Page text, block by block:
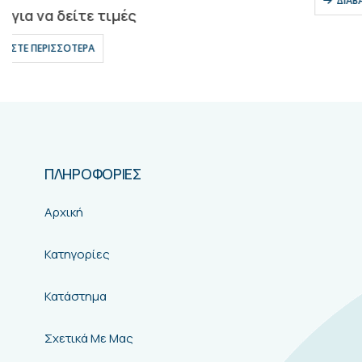
ΠΛΗΡΟΦΟΡΙΕΣ
Αρχική
Κατηγορίες
Κατάστημα
Σχετικά Με Μας